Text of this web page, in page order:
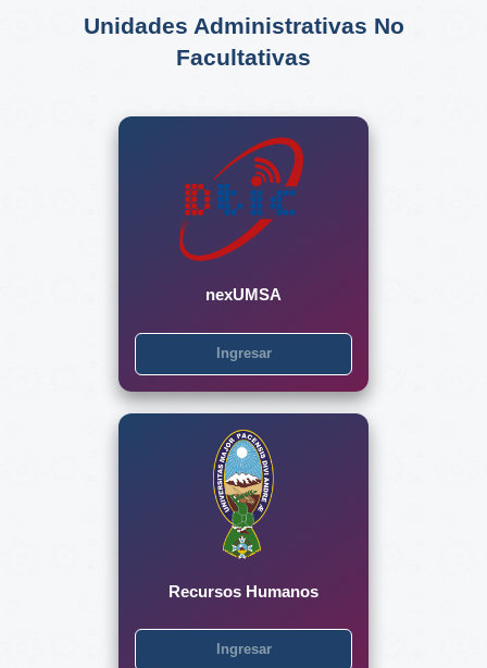
Unidades Administrativas No
Facultativas
nexUMSA
Ingresar
Recursos Humanos
Ingresar